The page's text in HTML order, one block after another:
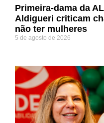
Primeira-dama da
Aldigueri criticam
não ter mulheres
5 de agosto de 2026